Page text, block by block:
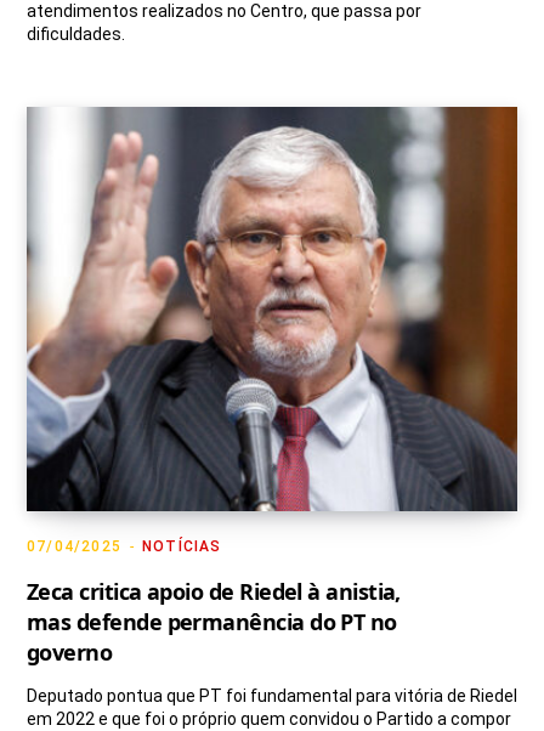
atendimentos realizados no Centro, que passa por
dificuldades.
NOTÍCIAS
07/04/2025
Zeca critica apoio de Riedel à anistia,
mas defende permanência do PT no
governo
Deputado pontua que PT foi fundamental para vitória de Riedel
em 2022 e que foi o próprio quem convidou o Partido a compor